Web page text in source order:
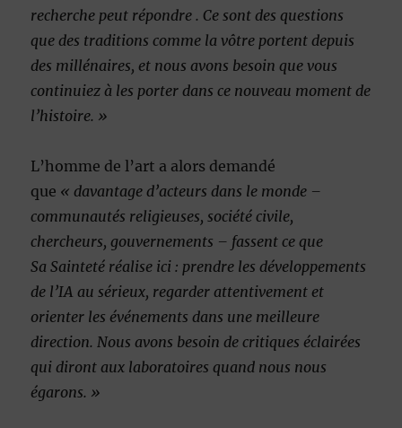
recherche peut répondre . Ce sont des questions
que des traditions comme la vôtre portent depuis
des millénaires, et nous avons besoin que vous
continuiez à les porter dans ce nouveau moment de
l’histoire. »
L’homme de l’art a alors demandé
que « davantage d’acteurs dans le monde –
communautés religieuses, société civile,
chercheurs, gouvernements – fassent ce que
Sa Sainteté réalise ici : prendre les développements
de l’IA au sérieux, regarder attentivement et
orienter les événements dans une meilleure
direction. Nous avons besoin de critiques éclairées
qui diront aux laboratoires quand nous nous
égarons. »